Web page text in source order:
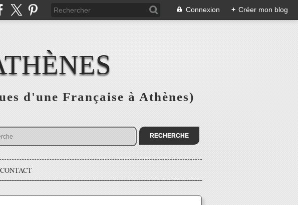
Connexion + Créer mon blog
d'une Française à Athènes)
CONTACT